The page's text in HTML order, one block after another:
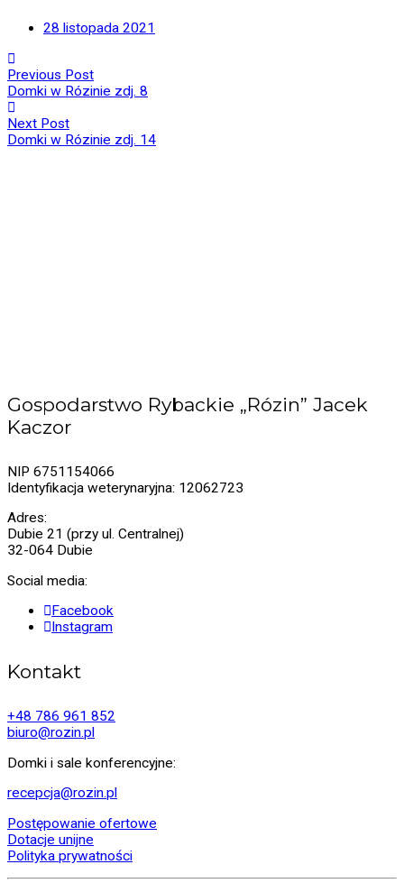
28 listopada 2021
Previous Post
Domki w Rózinie zdj. 8
Next Post
Domki w Rózinie zdj. 14
Gospodarstwo Rybackie „Rózin” Jacek
Kaczor
NIP 6751154066
Identyfikacja weterynaryjna: 12062723
Adres:
Dubie 21 (przy ul. Centralnej)
32-064 Dubie
Social media:
Facebook
Instagram
Kontakt
+48 786 961 852
biuro@rozin.pl
Domki i sale konferencyjne:
recepcja@rozin.pl
Postępowanie ofertowe
Dotacje unijne
Polityka prywatności